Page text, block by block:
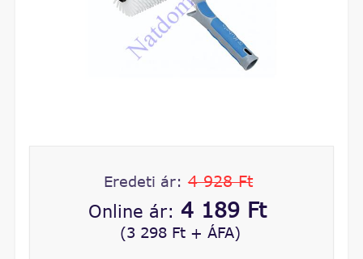
Eredeti ár: 4 928 Ft
Online ár: 4 189 Ft
(3 298 Ft + ÁFA)